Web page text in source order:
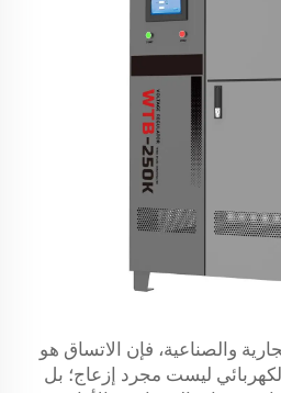
والصناعية، فإن الاتساق هو
ليست مجرد إزعاج؛ بل